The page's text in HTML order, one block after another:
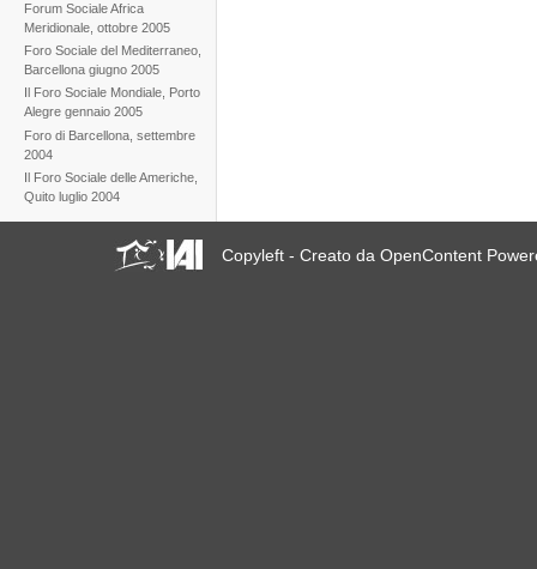
Forum Sociale Africa
Meridionale, ottobre 2005
Foro Sociale del Mediterraneo,
Barcellona giugno 2005
Il Foro Sociale Mondiale, Porto
Alegre gennaio 2005
Foro di Barcellona, settembre
2004
Il Foro Sociale delle Americhe,
Quito luglio 2004
Copyleft - Creato da OpenContent